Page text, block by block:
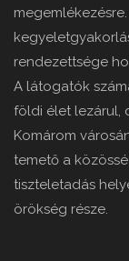
rendezettsége
A látogatók
földi élet lezárul,
Komárom
temető a
tiszteletadás
örökség része.